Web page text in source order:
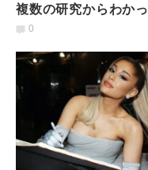
複数の研究からわかっ
た、40代から「老ける
れの思考法
0